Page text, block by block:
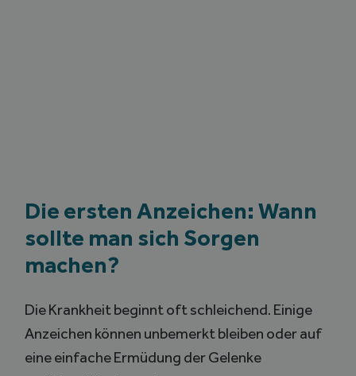
Die ersten Anzeichen: Wann
sollte man sich Sorgen
machen?
Die Krankheit beginnt oft schleichend. Einige
Anzeichen können unbemerkt bleiben oder auf
eine einfache Ermüdung der Gelenke